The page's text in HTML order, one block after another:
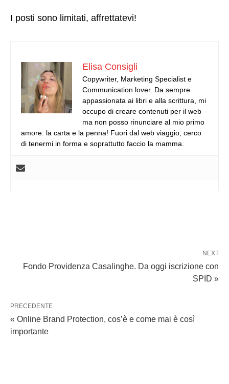
I posti sono limitati, affrettatevi!
Elisa Consigli
Copywriter, Marketing Specialist e
Communication lover. Da sempre
appassionata ai libri e alla scrittura, mi
occupo di creare contenuti per il web
ma non posso rinunciare al mio primo
amore: la carta e la penna! Fuori dal web viaggio, cerco
di tenermi in forma e soprattutto faccio la mamma.
NEXT
Fondo Providenza Casalinghe. Da oggi iscrizione con
SPID »
PRECEDENTE
« Online Brand Protection, cos’è e come mai è così
importante